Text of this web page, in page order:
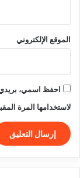
الموقع الإلكتروني
احفظ اسمي، بريدي
لاستخدامها المرة